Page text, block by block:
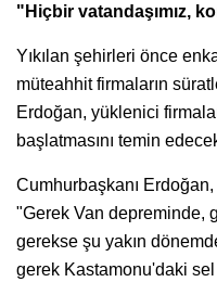
"Hiçbir vatandaşımız,
Yıkılan şehirleri önce
müteahhit firmaların
Erdoğan, yüklenici
başlatmasını temin
Cumhurbaşkanı Erdoğan,
"Gerek Van depreminde,
gerekse şu yakın
gerek Kastamonu'daki